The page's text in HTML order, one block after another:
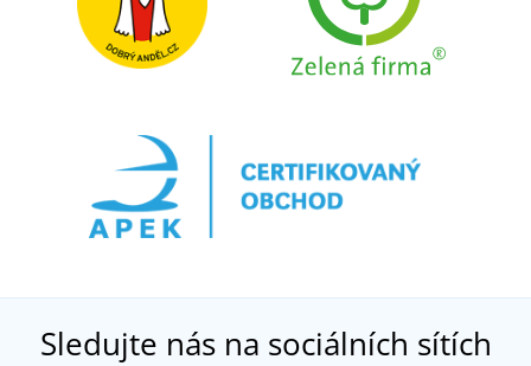
Sledujte nás na sociálních sítích